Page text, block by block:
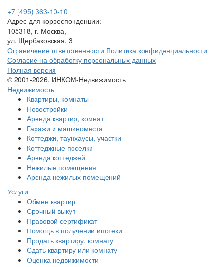
+7 (495) 363-10-10
Адрес для корреспонденции:
105318, г. Москва,
ул. Щербаковская, 3
Ограничение ответственности Политика конфиденциальности
Согласие на обработку персональных данных
Полная версия
© 2001-2026, ИНКОМ-Недвижимость
Недвижимость
Квартиры, комнаты
Новостройки
Аренда квартир, комнат
Гаражи и машиноместа
Коттеджи, таунхаусы, участки
Коттеджные поселки
Аренда коттеджей
Нежилые помещения
Аренда нежилых помещений
Услуги
Обмен квартир
Срочный выкуп
Правовой сертификат
Помощь в получении ипотеки
Продать квартиру, комнату
Сдать квартиру или комнату
Оценка недвижимости